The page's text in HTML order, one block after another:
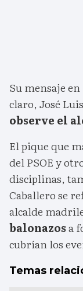
Su mensaje
claro, José
observe el
El pique que
del PSOE y
disciplinas,
Caballero se
alcalde
balonazosa
cubrían los
Temas